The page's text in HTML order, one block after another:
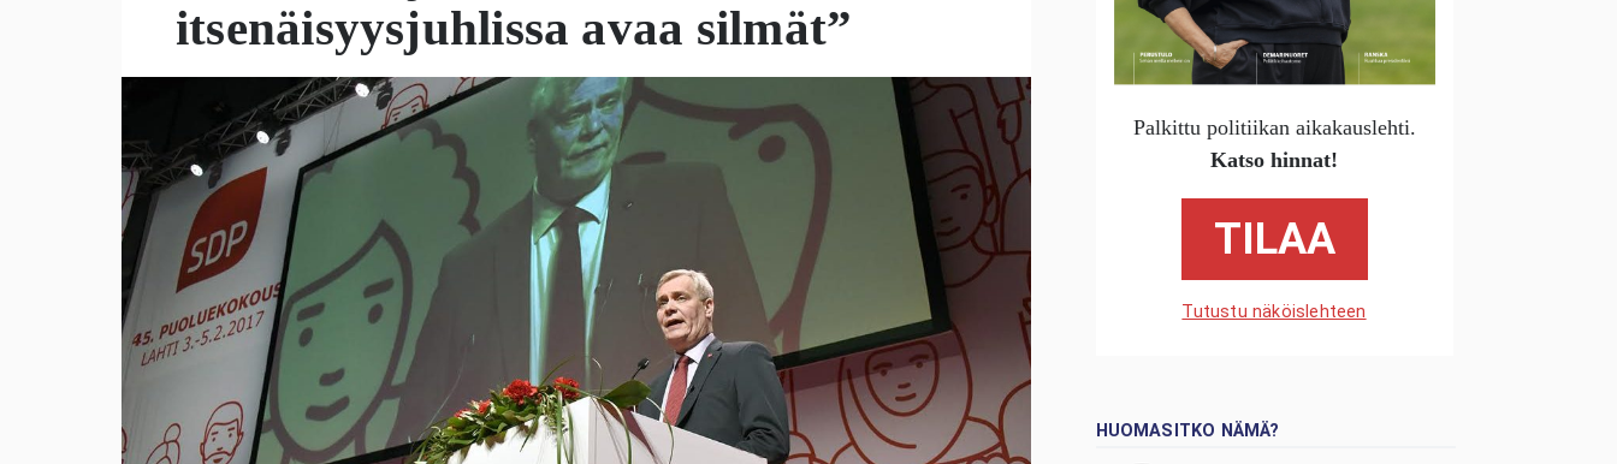
itsenäisyysjuhlissa avaa silmät”
Palkittu politiikan aikakauslehti.
Katso hinnat!
TILAA
Tutustu näköislehteen
HUOMASITKO NÄMÄ?